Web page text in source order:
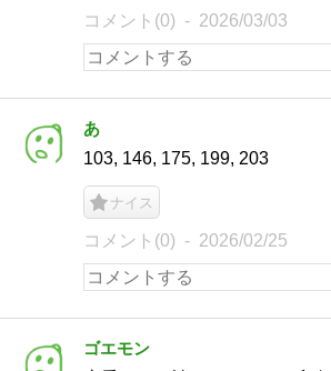
コメント(0) 2026/03/03
あ
103, 146, 175, 199, 203
ナイス
コメント(0) 2026/02/25
ゴエモン